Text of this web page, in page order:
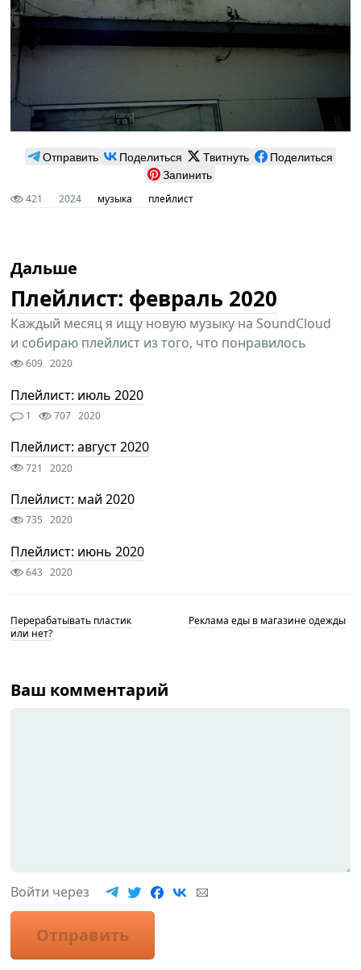
Отправить Поделиться Твитнуть
Поделиться
Запинить
421 2024 музыка плейлист
Дальше
Плейлист: февраль 2020
Каждый месяц я ищу новую музыку на SoundCloud
и собираю плейлист из того, что понравилось
609 2020
Плейлист: июль 2020
1 707 2020
Плейлист: август 2020
721 2020
Плейлист: май 2020
735 2020
Плейлист: июнь 2020
643 2020
Перерабатывать пластик
или нет?
Реклама еды в магазине одежды
Ваш комментарий
Войти через
Отправить